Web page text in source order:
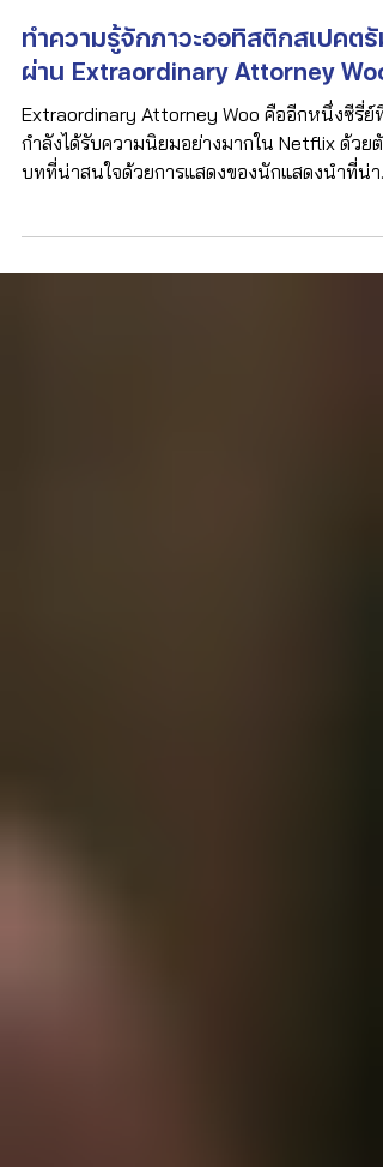
ทำความรู้จักภาวะออทิสติกสเปคตรัม
ผ่าน Extraordinary Attorney Woo
Extraordinary Attorney Woo คืออีกหนึ่งซีรี่ย์ที่
บทที่น่าสนใจด้วยการแสดงของนักแสดงนำที่น่า